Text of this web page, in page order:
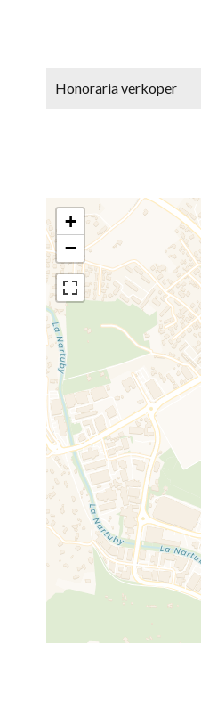
Honoraria verkoper
+
−